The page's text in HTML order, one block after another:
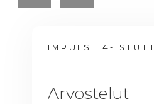
IMPULSE 4-
Arvostelut